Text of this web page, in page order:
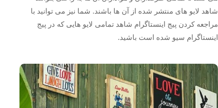
شاهد لایو های منتشر شده از آن ها باشند. شما نیز می‌ توانید با
مراجعه کردن پیج اینستاگرام شاهد تمامی لایو هایی که در پیج
اینستاگرام سیو شده است باشید.